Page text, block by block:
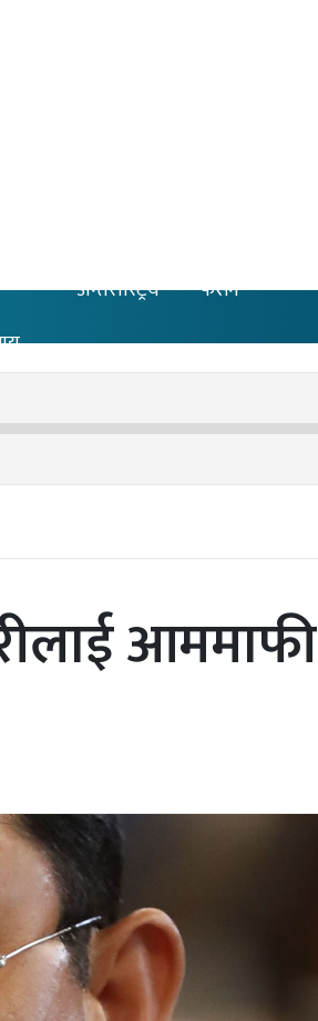
अन्तरास्ट्रिय फेसन
आममाफी